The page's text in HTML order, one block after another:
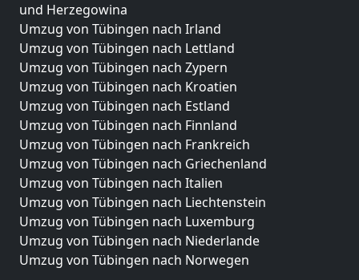
und Herzegowina
Umzug von Tübingen nach Irland
Umzug von Tübingen nach Lettland
Umzug von Tübingen nach Zypern
Umzug von Tübingen nach Kroatien
Umzug von Tübingen nach Estland
Umzug von Tübingen nach Finnland
Umzug von Tübingen nach Frankreich
Umzug von Tübingen nach Griechenland
Umzug von Tübingen nach Italien
Umzug von Tübingen nach Liechtenstein
Umzug von Tübingen nach Luxemburg
Umzug von Tübingen nach Niederlande
Umzug von Tübingen nach Norwegen